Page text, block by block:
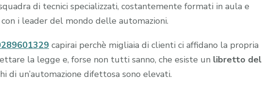
di tecnici specializzati, costantemente formati in aula e
i leader del mondo delle automazioni.
capirai perchè migliaia di clienti ci affidano la propria
la legge e, forse non tutti sanno, che esiste un libretto del
di un’automazione difettosa sono elevati.